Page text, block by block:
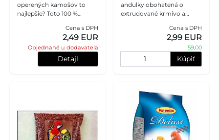
operených kamošov to
najlepšie? Toto 100 %
gouldám, amadinám či
astrildom všetko, čo
potrebujú. Starostlivo n
Cena s DPH
2,49 EUR
Objednané u dodavateľa
Detajl
andulky obohatená o
extrudované krmivo a
pre majiteľov jednejCena s DPH
2,99 EUR
59,00
Kúpiť